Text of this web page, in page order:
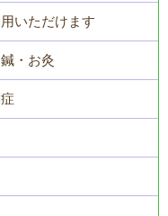
いただけます
・お灸